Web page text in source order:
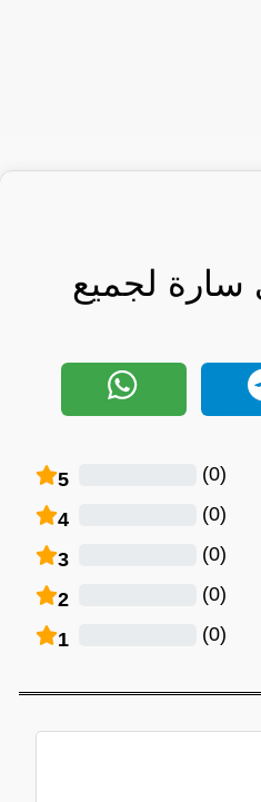
سارة لجميع
5 (
0
)
4 (
0
)
3 (
0
)
2 (
0
)
1 (
0
)